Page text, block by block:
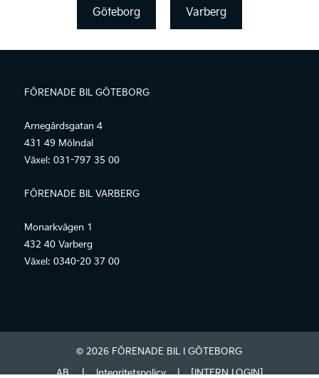
Göteborg Varberg
FÖRENADE BIL GÖTEBORG
Arnegårdsgatan 4
431 49 Mölndal
Växel: 031-797 35 00
FÖRENADE BIL VARBERG
Monarkvägen 1
432 40 Varberg
Växel: 0340-20 37 00
© 2026 FÖRENADE BIL I GÖTEBORG
AB.
| Integritetspolicy | [INTERN LOGIN]